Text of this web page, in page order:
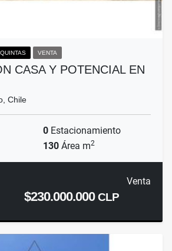
VENTA
CASA Y POTENCIAL EN
Chile
0 Estacionamiento
130 Área m2
Venta
$230.000.000CLP